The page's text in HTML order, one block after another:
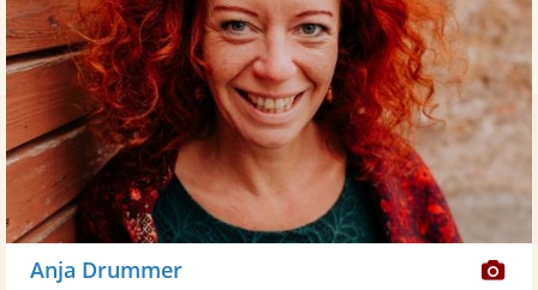
Anja Drummer